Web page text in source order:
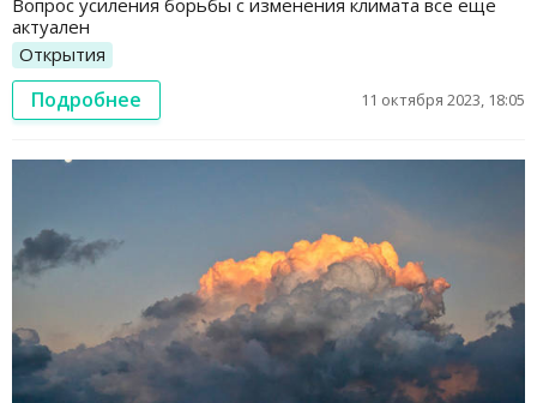
Вопрос усиления борьбы с изменения климата все еще
актуален
Открытия
Подробнее 11 октября 2023, 18:05